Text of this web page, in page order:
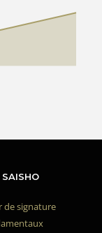
SAISHO
de signature